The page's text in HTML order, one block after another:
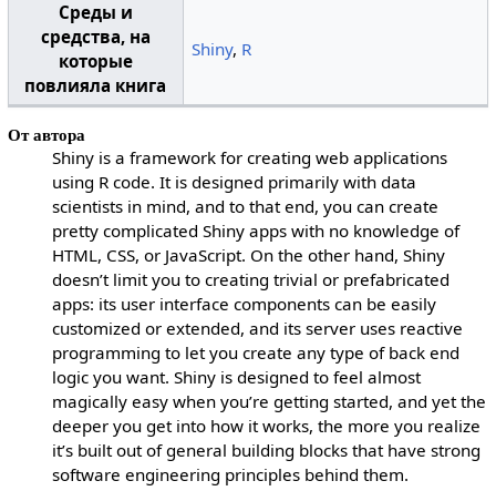
Среды и
средства, на
которые
повлияла книга
Shiny, R
От автора
Shiny is a framework for creating web applications
using R code. It is designed primarily with data
scientists in mind, and to that end, you can create
pretty complicated Shiny apps with no knowledge of
HTML, CSS, or JavaScript. On the other hand, Shiny
doesn’t limit you to creating trivial or prefabricated
apps: its user interface components can be easily
customized or extended, and its server uses reactive
programming to let you create any type of back end
logic you want. Shiny is designed to feel almost
magically easy when you’re getting started, and yet the
deeper you get into how it works, the more you realize
it’s built out of general building blocks that have strong
software engineering principles behind them.